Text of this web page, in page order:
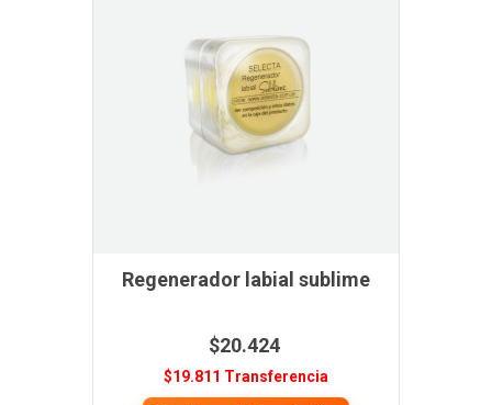
Regenerador labial sublime
$20.424
$19.811 Transferencia